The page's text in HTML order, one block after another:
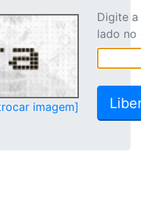
imagem]
Digite
lado no